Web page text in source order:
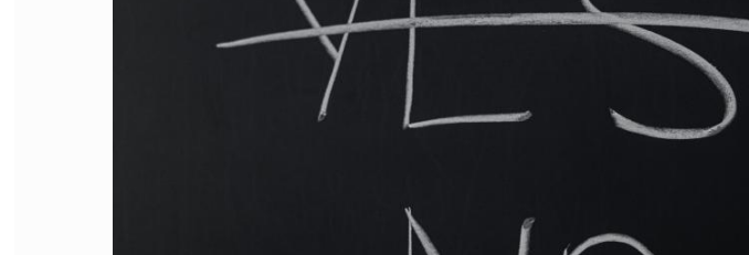
TEAM
FILODIRITTO REDAZIONE COMITATO SCIENTIFICO AUTORI